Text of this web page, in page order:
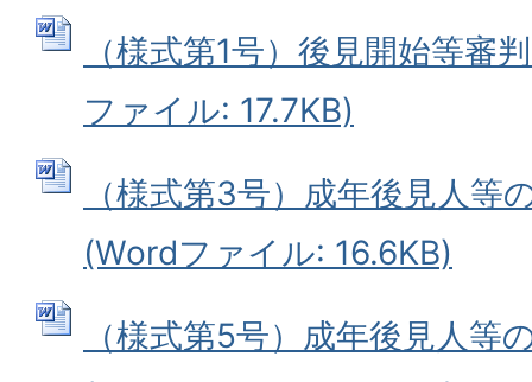
（様式第1号）後見開始等審
ファイル: 17.7KB)
（様式第3号）成年後見人等
(Wordファイル: 16.6KB)
（様式第5号）成年後見人等